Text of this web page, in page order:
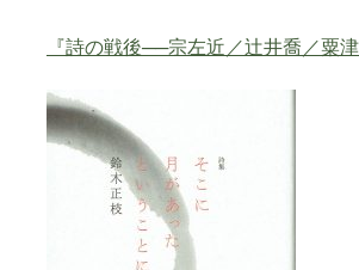
『詩の戦後──宗左近／辻井喬／粟津